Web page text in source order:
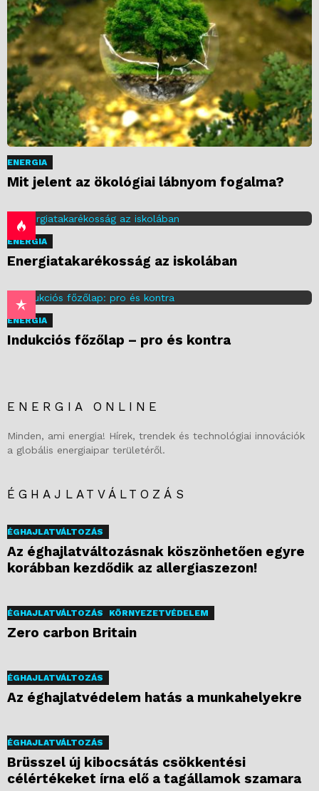
ENERGIA
Mit jelent az ökológiai lábnyom fogalma?
ENERGIA
Energiatakarékosság az iskolában
ENERGIA
Indukciós főzőlap – pro és kontra
ENERGIA ONLINE
Minden, ami energia! Hírek, trendek és technológiai innovációk
a globális energiaipar területéről.
ÉGHAJLATVÁLTOZÁS
ÉGHAJLATVÁLTOZÁS
Az éghajlatváltozásnak köszönhetően egyre
korábban kezdődik az allergiaszezon!
ÉGHAJLATVÁLTOZÁS KÖRNYEZETVÉDELEM
Zero carbon Britain
ÉGHAJLATVÁLTOZÁS
Az éghajlatvédelem hatás a munkahelyekre
ÉGHAJLATVÁLTOZÁS
Brüsszel új kibocsátás csökkentési
célértékeket írna elő a tagállamok szamara